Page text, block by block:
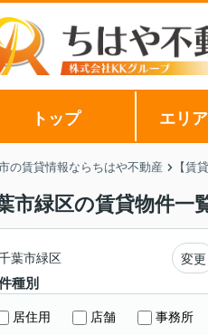
トップ エリ
の賃貸情報ならちはや不動産 【賃
市緑区の賃貸物件一
葉市緑区 変更
種別
居住用 店舗 事務所